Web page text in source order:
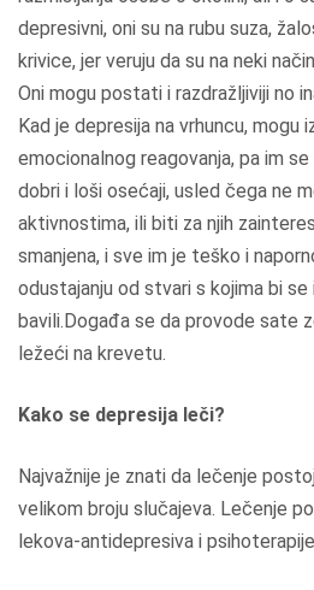
depresivni, oni su na rubu suza,
krivice, jer veruju da su na neki
Oni mogu postati i razdražljiviji no
Kad je depresija na vrhuncu, mogu
emocionalnog reagovanja, pa im
dobri i loši osećaji, usled čega ne
aktivnostima, ili biti za njih
smanjena, i sve im je teško i
odustajanju od stvari s kojima bi se
bavili.Događa se da provode sate
ležeći na krevetu.
Kako se depresija leči?
Najvažnije je znati da lečenje
velikom broju slučajeva. Lečenje
lekova-antidepresiva i